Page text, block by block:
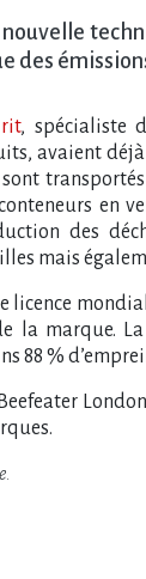
nouvelle
des
, spécialiste
avaient
en
des
mais
licence
la marque.
88 %